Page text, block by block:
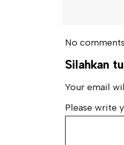
No
Silahkan
Your email
Please write